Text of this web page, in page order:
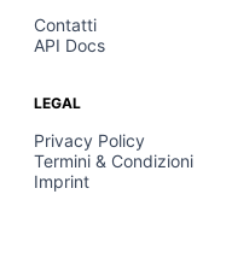
Contatti
API Docs
LEGAL
Privacy Policy
Termini & Condizioni
Imprint